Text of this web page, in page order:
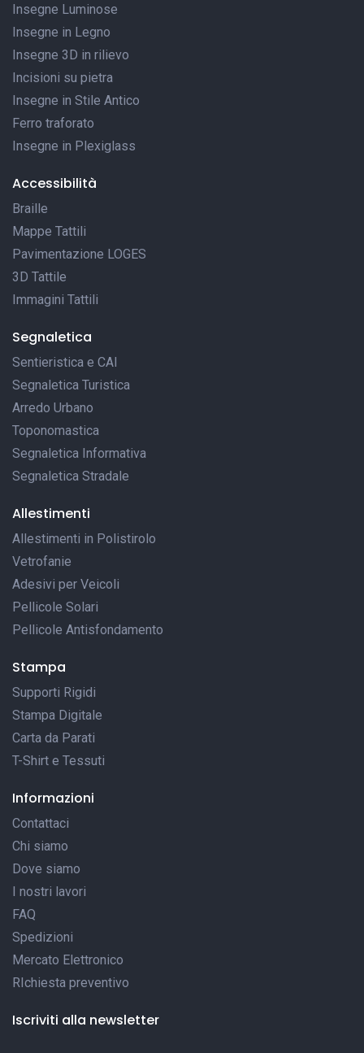
Insegne Luminose
Insegne in Legno
Insegne 3D in rilievo
Incisioni su pietra
Insegne in Stile Antico
Ferro traforato
Insegne in Plexiglass
Accessibilità
Braille
Mappe Tattili
Pavimentazione LOGES
3D Tattile
Immagini Tattili
Segnaletica
Sentieristica e CAI
Segnaletica Turistica
Arredo Urbano
Toponomastica
Segnaletica Informativa
Segnaletica Stradale
Allestimenti
Allestimenti in Polistirolo
Vetrofanie
Adesivi per Veicoli
Pellicole Solari
Pellicole Antisfondamento
Stampa
Supporti Rigidi
Stampa Digitale
Carta da Parati
T-Shirt e Tessuti
Informazioni
Contattaci
Chi siamo
Dove siamo
I nostri lavori
FAQ
Spedizioni
Mercato Elettronico
RIchiesta preventivo
Iscriviti alla newsletter